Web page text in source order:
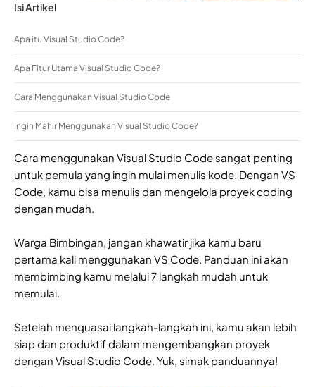
Isi Artikel
Apa itu Visual Studio Code?
Apa Fitur Utama Visual Studio Code?
Cara Menggunakan Visual Studio Code
Ingin Mahir Menggunakan Visual Studio Code?
Cara menggunakan Visual Studio Code sangat penting
untuk pemula yang ingin mulai menulis kode. Dengan VS
Code, kamu bisa menulis dan mengelola proyek coding
dengan mudah.
Warga Bimbingan, jangan khawatir jika kamu baru
pertama kali menggunakan VS Code. Panduan ini akan
membimbing kamu melalui 7 langkah mudah untuk
memulai.
Setelah menguasai langkah-langkah ini, kamu akan lebih
siap dan produktif dalam mengembangkan proyek
dengan Visual Studio Code. Yuk, simak panduannya!